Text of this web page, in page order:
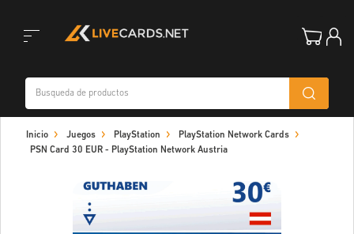
navigation
Inicio Juegos PlayStation
PlayStation Network Cards
PSN Card 30 EUR - PlayStation Network Austria